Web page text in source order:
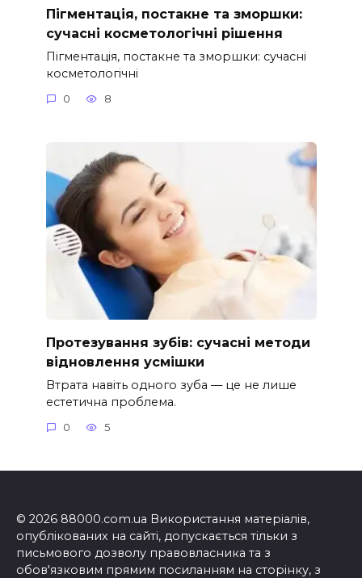
Пігментація, постакне та зморшки:
сучасні косметологічні рішення
Пігментація, постакне та зморшки: сучасні
косметологічні
0 8
Протезування зубів: сучасні методи
відновлення усмішки
Втрата навіть одного зуба — це не лише
естетична проблема.
0 5
© 2026 88000.com.ua Використання матеріалів,
опублікованих на сайті, допускається тільки з
письмового дозволу правовласника та з
обов'язковим прямим посиланням на сторінку, з